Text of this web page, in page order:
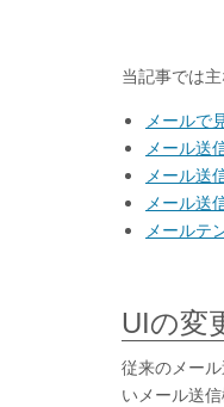
当記事では
メールで
メール送
メール送
メール送
メールテ
UIの変
従来のメー
いメール送